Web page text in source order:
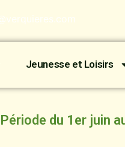
Jeunesse et Loisirs
du 1er juin